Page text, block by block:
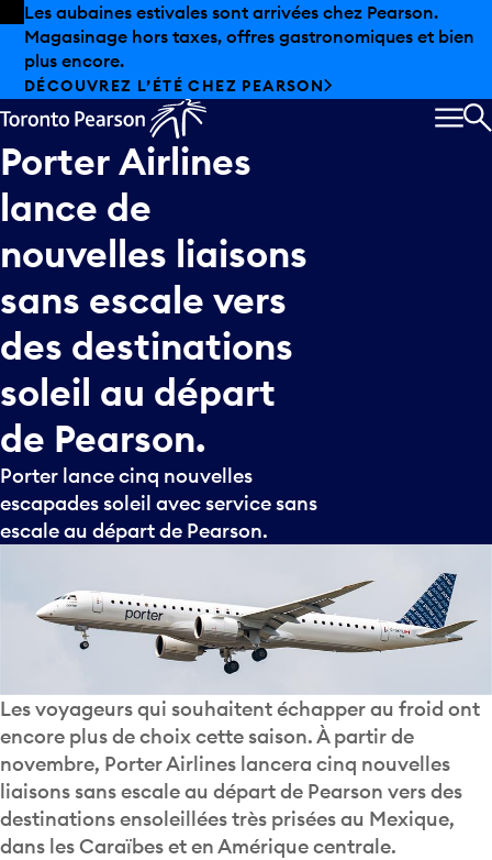
Skip to offers
Passer au contenu principal
Les aubaines estivales sont arrivées chez Pearson.
Magasinage hors taxes, offres gastronomiques et bien
plus encore.
DÉCOUVREZ L’ÉTÉ CHEZ PEARSON
PorterAirlines
lance de
nouvelles liaisons
sans escale vers
des destinations
soleil au départ
de Pearson.
Porter lance cinq nouvelles
escapades soleil avec service sans
escale au départ de Pearson.
Les voyageurs qui souhaitent échapper au froid ont
encore plus de choix cette saison. À partir de
novembre, Porter Airlines lancera cinq nouvelles
liaisons sans escale au départ de Pearson vers des
destinations ensoleillées très prisées au Mexique,
dans les Caraïbes et en Amérique centrale.